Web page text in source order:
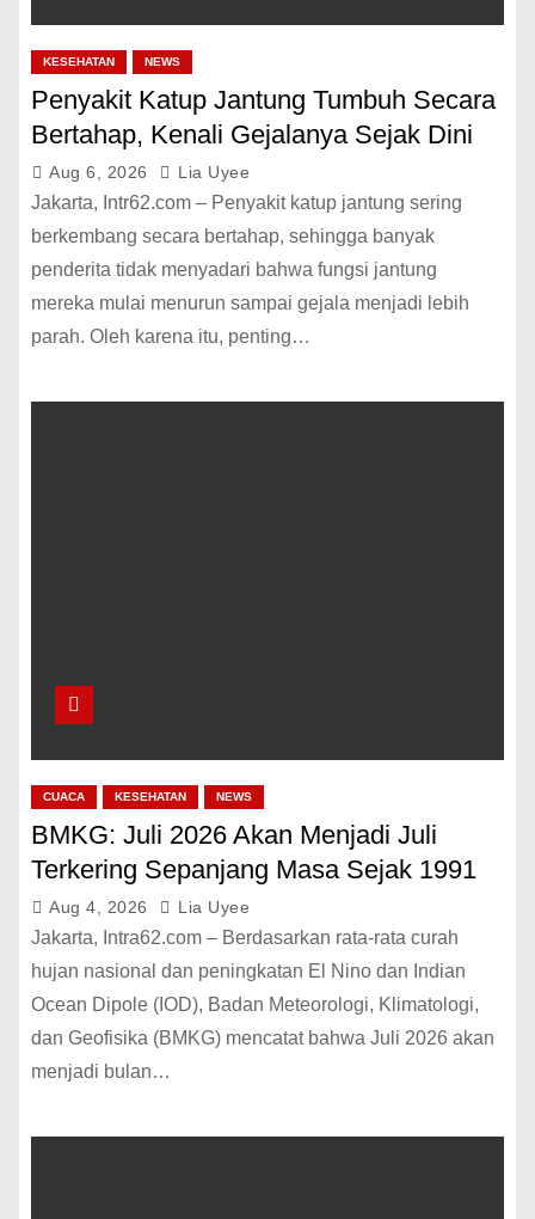
KESEHATAN NEWS
Penyakit Katup Jantung Tumbuh Secara
Bertahap, Kenali Gejalanya Sejak Dini
Aug 6, 2026 Lia Uyee
Jakarta, Intr62.com – Penyakit katup jantung sering
berkembang secara bertahap, sehingga banyak
penderita tidak menyadari bahwa fungsi jantung
mereka mulai menurun sampai gejala menjadi lebih
parah. Oleh karena itu, penting…
CUACA KESEHATAN NEWS
BMKG: Juli 2026 Akan Menjadi Juli
Terkering Sepanjang Masa Sejak 1991
Aug 4, 2026 Lia Uyee
Jakarta, Intra62.com – Berdasarkan rata-rata curah
hujan nasional dan peningkatan El Nino dan Indian
Ocean Dipole (IOD), Badan Meteorologi, Klimatologi,
dan Geofisika (BMKG) mencatat bahwa Juli 2026 akan
menjadi bulan…